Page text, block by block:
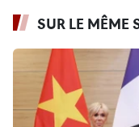
SUR LE MÊME